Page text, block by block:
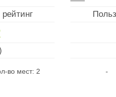
во мест: 2 -